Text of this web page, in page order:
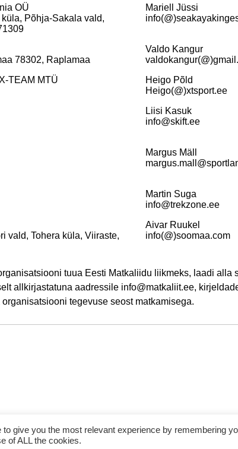
OÜ
Põhja-Sakala vald,
Mariell Jüssi
78302, Raplamaa
Valdo Kangur
TEAM MTÜ
Heigo Põld
Heigo(@)xtsport.ee
Liisi Kasuk
info@skift.ee
Margus Mäll
Martin Suga
info@trekzone.ee
vald, Tohera küla, Viiraste,
Aivar Ruukel
info(@)soomaa.com
tuua Eesti Matkaliidu liikmeks, laadi alla
allkirjastatuna aadressile info@matkaliit.ee,
tegevuse seost matkamisega.
give you the most relevant experience by remembering
of ALL the cookies.